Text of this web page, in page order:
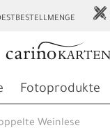
h
Fotoprodukte
Weinlese